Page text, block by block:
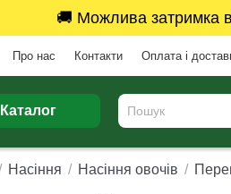
🚚 Можлива затримка
Про нас Контакти Оплата і
Каталог
Насіння Насіння овочів